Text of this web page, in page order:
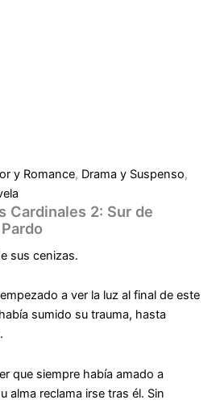
y Romance, Drama y Suspenso,
Cardinales 2: Sur de
sus cenizas.
a ver la luz al final de este
sumido su trauma, hasta
que siempre había amado a
alma reclama irse tras él. Sin